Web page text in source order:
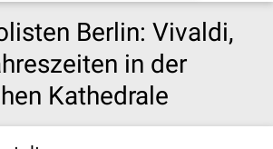
Berlin: Vivaldi,
in der
Kathedrale